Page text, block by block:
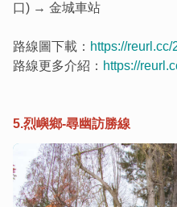
口) → 金城車站
路線圖下載： https://reurl.cc/
路線更多介紹： https://
5.烈嶼鄉-尋幽訪勝線